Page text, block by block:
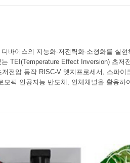
바이스의 지능화-저전력화-소형화를 실
TEI(Temperature Effect Inversion) 초저
전압 동작 RISC-V 엣지프로세서, 스파이
픽 인공지능 반도체, 인체채널을 활용하